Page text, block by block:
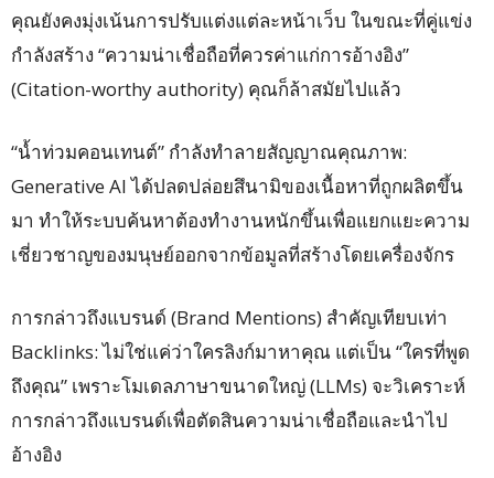
คุณยังคงมุ่งเน้นการปรับแต่งแต่ละหน้าเว็บ ในขณะที่คู่แข่ง
กำลังสร้าง “ความน่าเชื่อถือที่ควรค่าแก่การอ้างอิง”
(Citation-worthy authority) คุณก็ล้าสมัยไปแล้ว
“น้ำท่วมคอนเทนต์” กำลังทำลายสัญญาณคุณภาพ:
Generative AI ได้ปลดปล่อยสึนามิของเนื้อหาที่ถูกผลิตขึ้น
มา ทำให้ระบบค้นหาต้องทำงานหนักขึ้นเพื่อแยกแยะความ
เชี่ยวชาญของมนุษย์ออกจากข้อมูลที่สร้างโดยเครื่องจักร
การกล่าวถึงแบรนด์ (Brand Mentions) สำคัญเทียบเท่า
Backlinks: ไม่ใช่แค่ว่าใครลิงก์มาหาคุณ แต่เป็น “ใครที่พูด
ถึงคุณ” เพราะโมเดลภาษาขนาดใหญ่ (LLMs) จะวิเคราะห์
การกล่าวถึงแบรนด์เพื่อตัดสินความน่าเชื่อถือและนำไป
อ้างอิง